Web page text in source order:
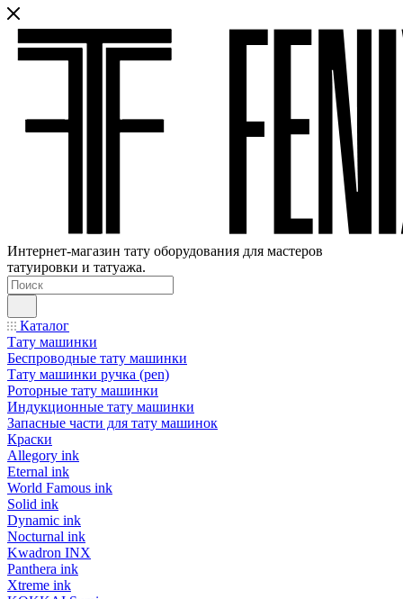
Интернет-магазин тату оборудования для мастеров
татуировки и татуажа.
Каталог
Тату машинки
Беспроводные тату машинки
Тату машинки ручка (pen)
Роторные тату машинки
Индукционные тату машинки
Запасные части для тату машинок
Краски
Allegory ink
Eternal ink
World Famous ink
Solid ink
Dynamic ink
Nocturnal ink
Kwadron INX
Panthera ink
Xtreme ink